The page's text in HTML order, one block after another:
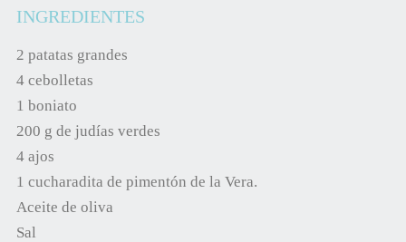
INGREDIENTES
2 patatas grandes
4 cebolletas
1 boniato
200 g de judías verdes
4 ajos
1 cucharadita de pimentón de la Vera.
Aceite de oliva
Sal